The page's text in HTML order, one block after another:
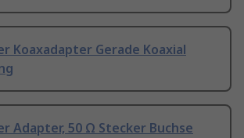
Koaxadapter Gerade Koaxial
Adapter, 50 Ω Stecker Buchse